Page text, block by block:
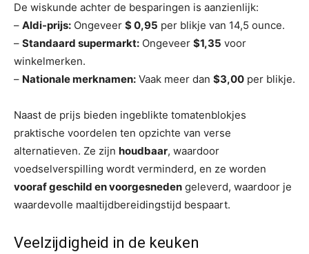
De wiskunde achter de besparingen is aanzienlijk:
– Aldi-prijs: Ongeveer $ 0,95 per blikje van 14,5 ounce.
– Standaard supermarkt: Ongeveer $1,35 voor
winkelmerken.
– Nationale merknamen: Vaak meer dan $3,00 per blikje.
Naast de prijs bieden ingeblikte tomatenblokjes
praktische voordelen ten opzichte van verse
alternatieven. Ze zijn houdbaar, waardoor
voedselverspilling wordt verminderd, en ze worden
vooraf geschild en voorgesneden geleverd, waardoor je
waardevolle maaltijdbereidingstijd bespaart.
Veelzijdigheid in de keuken